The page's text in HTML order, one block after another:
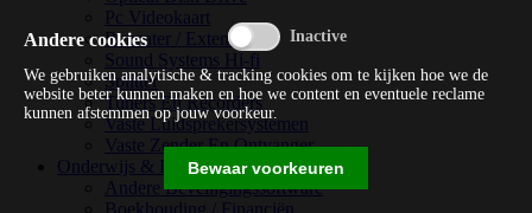
Pc Videokaart
Repeater / Extender
Sound Systems Hi-fi
Splitter
Tuners En Recorders
Vaste Luidsprekersystemen
Vaste Zender En Ontvanger
Onderwijs & Recreatie
Andere Beveiligingssoftware
Andere cookies
We gebruiken analytische & tracking cookies om te kijken hoe we de
website beter kunnen maken en hoe we content en eventuele reclame
kunnen afstemmen op jouw voorkeur.
Bewaar voorkeuren